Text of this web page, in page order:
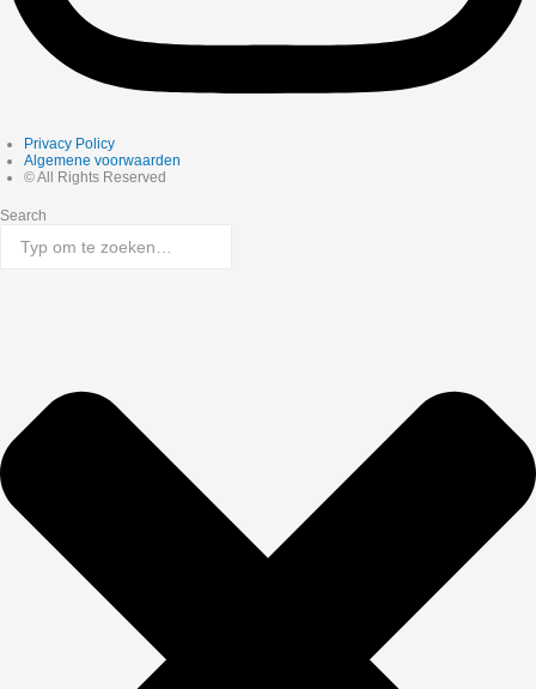
Privacy Policy
Algemene voorwaarden
© All Rights Reserved
Search